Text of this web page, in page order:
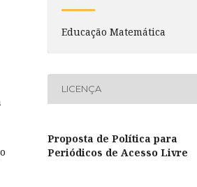
Educação Matemática
LICENÇA
Proposta de Política para
Periódicos de Acesso Livre